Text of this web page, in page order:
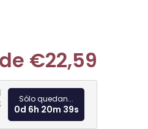
€22,59
Medir
Sólo quedan...
0d 6h 20m 38s